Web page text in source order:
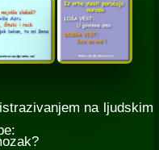
na ljudskim